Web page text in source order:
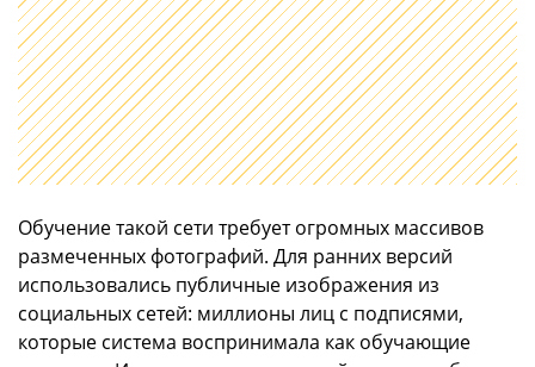
Обучение такой сети требует огромных массивов
размеченных фотографий. Для ранних версий
использовались публичные изображения из
социальных сетей: миллионы лиц с подписями,
которые система воспринимала как обучающие